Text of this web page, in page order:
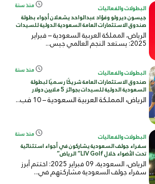
البطولات والفعاليات منذ سنة
جيسون ديرولو وفؤاد عبدالواحد يشعلان أجواء بطولة
صندوق الاستثمارات العامة السعودية الدولية للسيدات
الرياض، المملكة العربية السعودية – فبراير
2025: يستعد النجم العالمي جيس...
البطولات والفعاليات منذ سنة
صندوق الاستثمارات العامة شريكًا رسميًا لبطولة
السعودية الدولية للسيدات بجوائز 5 ملايين دولار
الرياض، المملكة العربية السعودية – 10 فب...
البطولات والفعاليات منذ سنة
سفراء جولف السعودية يشاركون في أجواء استثنائية
تحت الأضواء خلال LIV Golf” الرياض”
الرياض، السعودية، 09 فبراير 2025: اختتم أبرز
سفراء جولف السعودية مشاركتهم في...